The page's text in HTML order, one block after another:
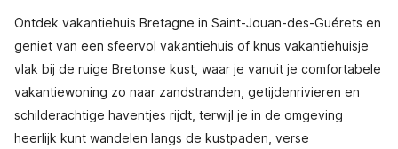
Ontdek vakantiehuis Bretagne in Saint-Jouan-des-Guérets en
geniet van een sfeervol vakantiehuis of knus vakantiehuisje
vlak bij de ruige Bretonse kust, waar je vanuit je comfortabele
vakantiewoning zo naar zandstranden, getijdenrivieren en
schilderachtige haventjes rijdt, terwijl je in de omgeving
heerlijk kunt wandelen langs de kustpaden, verse